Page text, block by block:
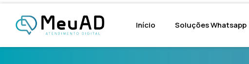
Início Soluções Whatsapp